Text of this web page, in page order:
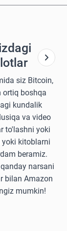
siz Bitcoin,
ortiq boshqa
kundalik
va video
to'lashni yoki
kitoblarni
beramiz.
narsani
bilan Amazon
mumkin!